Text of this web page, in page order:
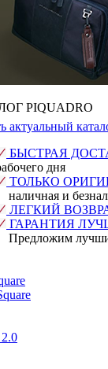
PIQUADRO
актуальный
БЫСТРАЯ
дня
ТОЛЬКО
наличная и
ЛЕГКИЙ
ГАРАНТИЯ
Предложим